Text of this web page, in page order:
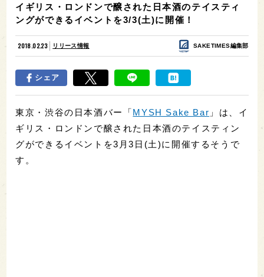
イギリス・ロンドンで醸された日本酒のテイスティ
ングができるイベントを3/3(土)に開催！
2018.02.23 リリース情報 SAKETIMES編集部
シェア
東京・渋谷の日本酒バー「MYSH Sake Bar 」は、イ
ギリス・ロンドンで醸された日本酒のテイスティン
グができるイベントを3月3日(土)に開催するそうで
す。